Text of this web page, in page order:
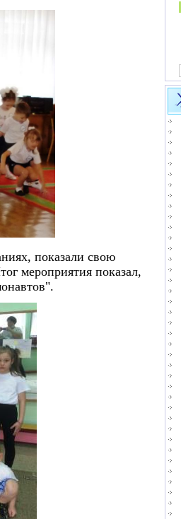
показали свою
мероприятия показал,